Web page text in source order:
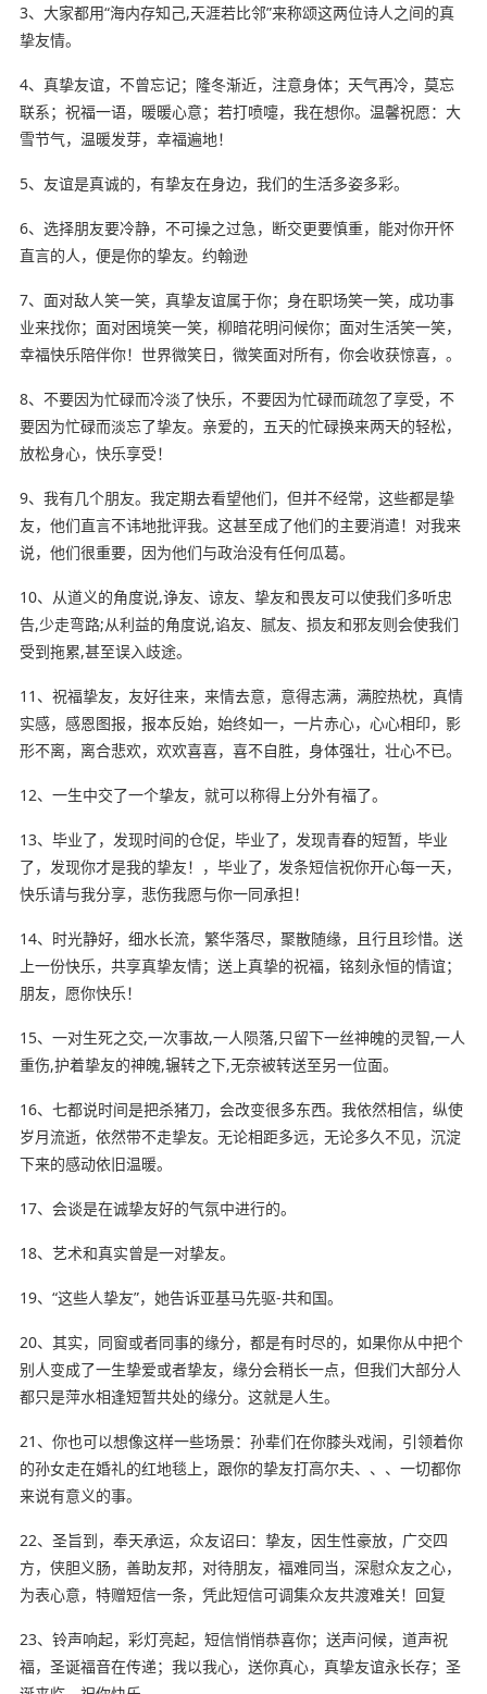
3、 大家都用“海内存知己,天涯若比邻”来称颂这两位诗人之间的真
挚友情。
4、真挚友谊，不曾忘记；隆冬渐近，注意身体；天气再冷，莫忘
联系；祝福一语，暖暖心意；若打喷嚏，我在想你。温馨祝愿：大
雪节气，温暖发芽，幸福遍地！
5、友谊是真诚的，有挚友在身边，我们的生活多姿多彩。
6、选择朋友要冷静，不可操之过急，断交更要慎重，能对你开怀
直言的人，便是你的挚友。约翰逊
7、面对敌人笑一笑，真挚友谊属于你；身在职场笑一笑，成功事
业来找你；面对困境笑一笑，柳暗花明问候你；面对生活笑一笑，
幸福快乐陪伴你！世界微笑日，微笑面对所有，你会收获惊喜，。
8、不要因为忙碌而冷淡了快乐，不要因为忙碌而疏忽了享受，不
要因为忙碌而淡忘了挚友。亲爱的，五天的忙碌换来两天的轻松，
放松身心，快乐享受！
9、我有几个朋友。我定期去看望他们，但并不经常，这些都是挚
友，他们直言不讳地批评我。这甚至成了他们的主要消遣！对我来
说，他们很重要，因为他们与政治没有任何瓜葛。
10、从道义的角度说,诤友、谅友、挚友和畏友可以使我们多听忠
告,少走弯路;从利益的角度说,谄友、腻友、损友和邪友则会使我们
受到拖累,甚至误入歧途。
11、祝福挚友，友好往来，来情去意，意得志满，满腔热枕，真情
实感，感恩图报，报本反始，始终如一，一片赤心，心心相印，影
形不离，离合悲欢，欢欢喜喜，喜不自胜，身体强壮，壮心不已。
12、一生中交了一个挚友，就可以称得上分外有福了。
13、毕业了，发现时间的仓促，毕业了，发现青春的短暂，毕业
了，发现你才是我的挚友！，毕业了，发条短信祝你开心每一天，
快乐请与我分享，悲伤我愿与你一同承担！
14、时光静好，细水长流，繁华落尽，聚散随缘，且行且珍惜。送
上一份快乐，共享真挚友情；送上真挚的祝福，铭刻永恒的情谊；
朋友，愿你快乐！
15、一对生死之交,一次事故,一人陨落,只留下一丝神魄的灵智,一人
重伤,护着挚友的神魄,辗转之下,无奈被转送至另一位面。
16、七都说时间是把杀猪刀，会改变很多东西。我依然相信，纵使
岁月流逝，依然带不走挚友。无论相距多远，无论多久不见，沉淀
下来的感动依旧温暖。
17、会谈是在诚挚友好的气氛中进行的。
18、艺术和真实曾是一对挚友。
19、“这些人挚友”，她告诉亚基马先驱-共和国。
20、其实，同窗或者同事的缘分，都是有时尽的，如果你从中把个
别人变成了一生挚爱或者挚友，缘分会稍长一点，但我们大部分人
都只是萍水相逢短暂共处的缘分。这就是人生。
21、你也可以想像这样一些场景：孙辈们在你膝头戏闹，引领着你
的孙女走在婚礼的红地毯上，跟你的挚友打高尔夫、、、一切都你
来说有意义的事。
22、圣旨到，奉天承运，众友诏曰：挚友，因生性豪放，广交四
方，侠胆义肠，善助友邦，对待朋友，福难同当，深慰众友之心，
为表心意，特赠短信一条，凭此短信可调集众友共渡难关！回复
23、铃声响起，彩灯亮起，短信悄悄恭喜你；送声问候，道声祝
福，圣诞福音在传递；我以我心，送你真心，真挚友谊永长存；圣